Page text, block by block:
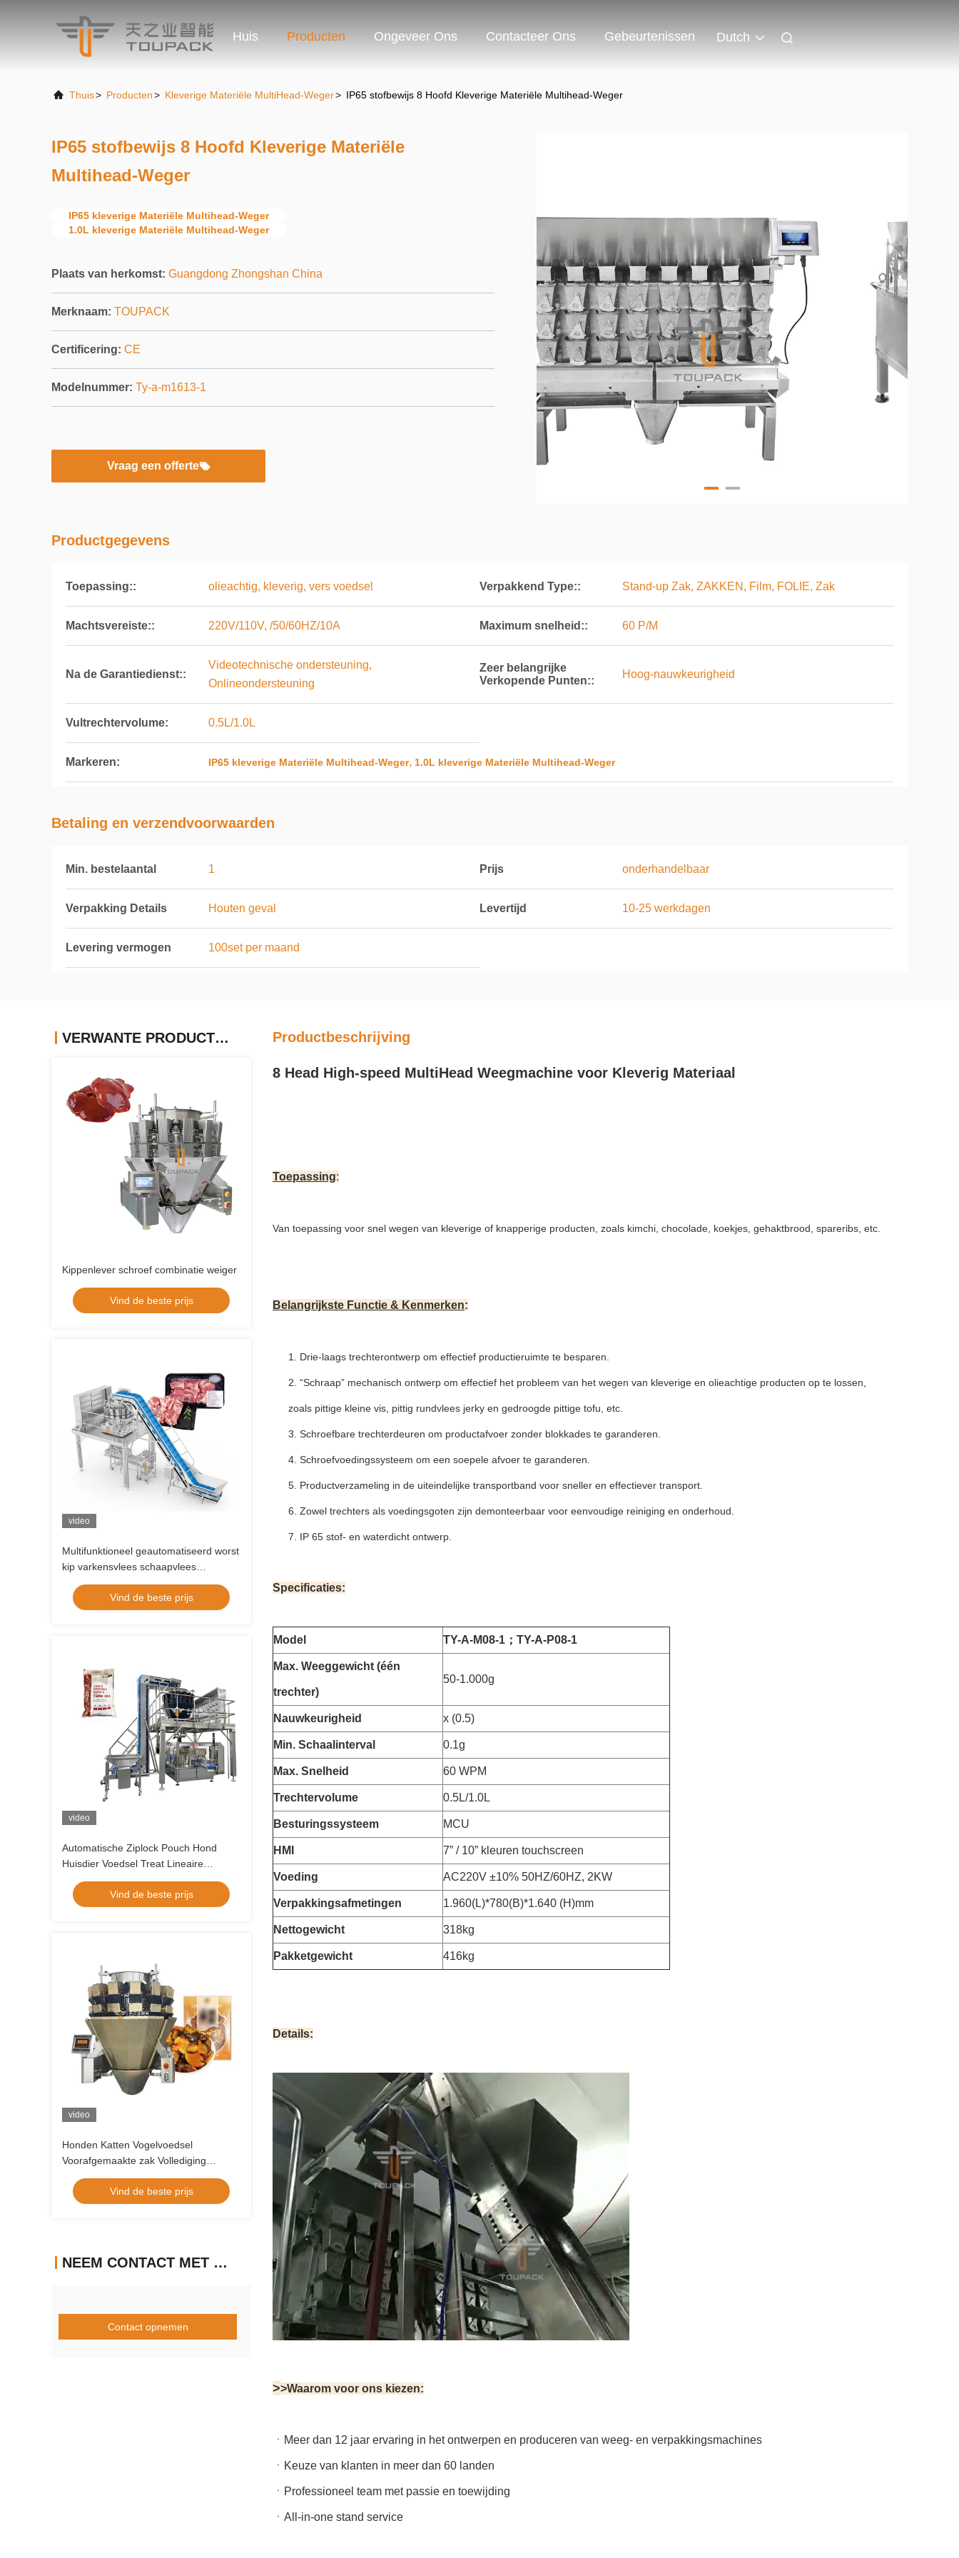
Huis Producten Ongeveer Ons Contacteer Ons Gebeurtenissen Dutch
Thuis> Producten> Kleverige Materiële MultiHead-Weger> IP65 stofbewijs 8 Hoofd Kleverige Materiële Multihead-Weger
IP65 stofbewijs 8 Hoofd Kleverige Materiële
Multihead-Weger
IP65 kleverige Materiële Multihead-Weger
1.0L kleverige Materiële Multihead-Weger
Plaats van herkomst: Guangdong Zhongshan China
Merknaam: TOUPACK
Certificering: CE
Modelnummer: Ty-a-m1613-1
Vraag een offerte
Productgegevens
Toepassing:: olieachtig, kleverig, vers voedsel Verpakkend Type:: Stand-up Zak, ZAKKEN, Film, FOLIE, Zak
Machtsvereiste:: 220V/110V, /50/60HZ/10A Maximum snelheid:: 60 P/M
Na de Garantiedienst::
Videotechnische ondersteuning,
Onlineondersteuning
Zeer belangrijke
Verkopende Punten::
Hoog-nauwkeurigheid
Vultrechtervolume: 0.5L/1.0L
Markeren: IP65 kleverige Materiële Multihead-Weger, 1.0L kleverige Materiële Multihead-Weger
Betaling en verzendvoorwaarden
Min. bestelaantal 1 Prijs onderhandelbaar
Verpakking Details Houten geval Levertijd 10-25 werkdagen
Levering vermogen 100set per maand
VERWANTE PRODUCTEN
Kippenlever schroef combinatie weiger
Vind de beste prijs
video
Multifunktioneel geautomatiseerd worst
kip varkensvlees schaapvlees
rundvlees visbak verpakkingsmachine
voedsel vleeszak thermovormende zak
verpakkingsmachine
Vind de beste prijs
video
Automatische Ziplock Pouch Hond
Huisdier Voedsel Treat Lineaire
Weeger Verpakking Doypack
Verpakkingsmachine
Vind de beste prijs
video
Honden Katten Vogelvoedsel
Voorafgemaakte zak Vollediging
Afdichtingsapparatuur Huisdiervoedsel
Zipper zak Verpakkingsmachine
Vind de beste prijs
NEEM CONTACT MET ONS OP
Contact opnemen
Productbeschrijving
8 Head High-speed MultiHead Weegmachine voor Kleverig Materiaal
Toepassing:
Van toepassing voor snel wegen van kleverige of knapperige producten, zoals kimchi, chocolade, koekjes, gehaktbrood, spareribs, etc.
Belangrijkste Functie & Kenmerken:
1. Drie-laags trechterontwerp om effectief productieruimte te besparen.
2. “Schraap” mechanisch ontwerp om effectief het probleem van het wegen van kleverige en olieachtige producten op te lossen,
zoals pittige kleine vis, pittig rundvlees jerky en gedroogde pittige tofu, etc.
3. Schroefbare trechterdeuren om productafvoer zonder blokkades te garanderen.
4. Schroefvoedingssysteem om een soepele afvoer te garanderen.
5. Productverzameling in de uiteindelijke transportband voor sneller en effectiever transport.
6. Zowel trechters als voedingsgoten zijn demonteerbaar voor eenvoudige reiniging en onderhoud.
7. IP 65 stof- en waterdicht ontwerp.
Specificaties:
Model TY-A-M08-1 ； TY-A-P08-1
Max. Weeggewicht (één
trechter)
50-1.000g
Nauwkeurigheid x (0.5)
Min. Schaalinterval 0.1g
Max. Snelheid 60 WPM
Trechtervolume 0.5L/1.0L
Besturingssysteem MCU
HMI 7” / 10” kleuren touchscreen
Voeding AC220V ±10% 50HZ/60HZ, 2KW
Verpakkingsafmetingen 1.960(L)*780(B)*1.640 (H)mm
Nettogewicht 318kg
Pakketgewicht 416kg
Details:
>>Waarom voor ons kiezen:
ㆍ Meer dan 12 jaar ervaring in het ontwerpen en produceren van weeg- en verpakkingsmachines
ㆍKeuze van klanten in meer dan 60 landen
ㆍProfessioneel team met passie en toewijding
ㆍAll-in-one stand service